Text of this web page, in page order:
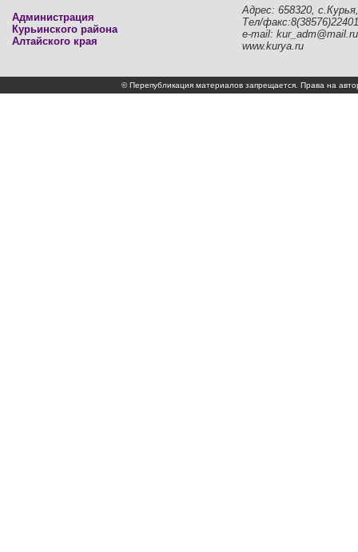
Администрация
Курьинского района
Алтайского края
Адрес: 658320,
Тел/факс:8(38576)22401
e-mail: kur_adm@mail.ru
www.kurya.ru
© Перепубликация материалов запрещается. Права